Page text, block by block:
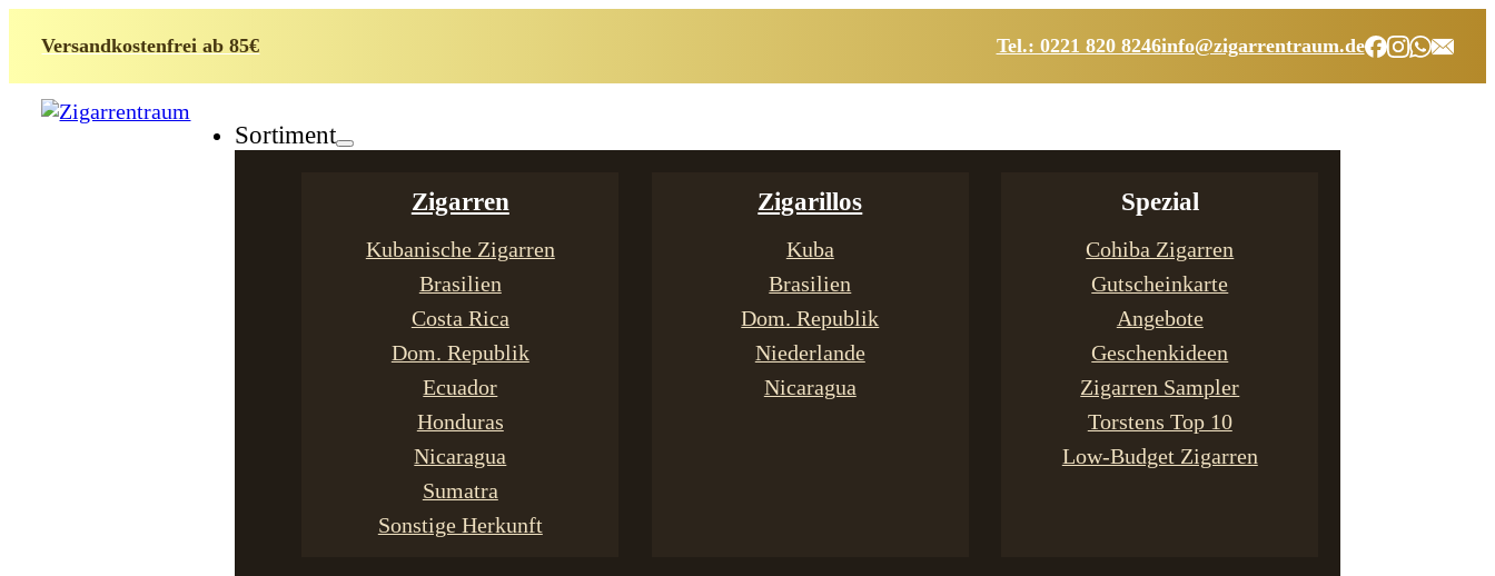
Versandkostenfrei ab 85€ Tel.: 0221 820 8246info@zigarrentraum.de
Sortiment
Zigarren
Kubanische Zigarren
Brasilien
Costa Rica
Dom. Republik
Ecuador
Honduras
Nicaragua
Sumatra
Sonstige Herkunft
Zigarillos
Kuba
Brasilien
Dom. Republik
Niederlande
Nicaragua
Spezial
Cohiba Zigarren
Gutscheinkarte
Angebote
Geschenkideen
Zigarren Sampler
Torstens Top 10
Low-Budget Zigarren